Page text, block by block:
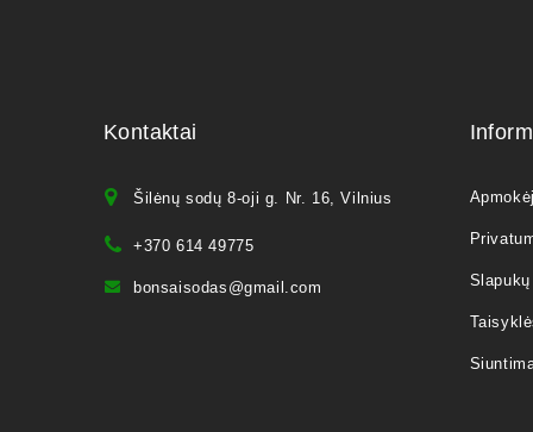
Kontaktai
Šilėnų sodų 8-oji g. Nr. 16, Vilnius
+370 614 49775
bonsaisodas@gmail.com